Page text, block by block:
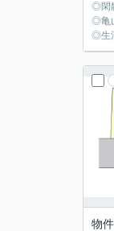
◎閑
◎亀
◎生
物